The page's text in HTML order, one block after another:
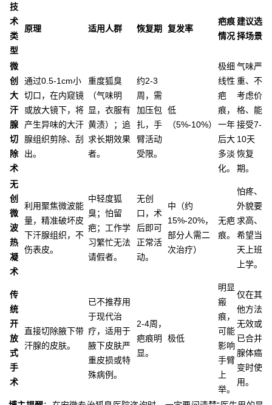
技
术
类
型
原理 适用人群 恢复期 复发率
疤痕
情况
建议选
择场景
微
创
大
汗
腺
切
除
术
通过0.5-1cm小
切口，在内窥镜
或放大镜下，将
产生异味的大汗
腺组织剪除、刮
出。
重度狐臭
（气味明
显，衣服有
黄渍）；追
求长期效果
者。
约2-3
周，需
加压包
扎，手
臂活动
受限。
低
（5%-10%）
极细
线性
疤
痕，
一年
后大
多淡
化。
气味严
重、不
考虑价
格、能
接受7-
10天
恢复
期。
无
创
微
波
热
凝
术
利用聚焦微波能
量，精准破坏皮
下汗腺组织，不
伤表皮。
中轻度狐
臭；怕留
疤；工作学
习繁忙无法
请假者。
无创
口，术
后即可
正常活
动。
中（约
15%-20%，
部分人需二
次治疗）
无疤
痕。
怕疼、
外貌要
求高、
希望当
天上班
上学。
传
统
开
放
式
手
术
直接切除腋下带
汗腺的皮肤。
已不推荐用
于现代治
疗，适用于
腋下皮肤严
重皮损或特
殊病例。
2-4周，
疤痕明
显。
极低
明显
瘢
痕，
可能
影响
手臂
上
举。
仅在其
他方法
无效或
已合并
腺体癌
变时使
用。